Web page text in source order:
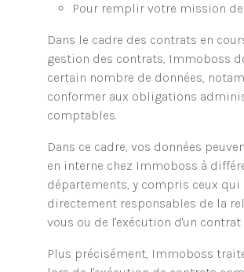
Pour remplir votre mission
Dans le cadre des contrats en
gestion des contrats, Immoboss
certain nombre de données,
conformer aux obligations
comptables.
Dans ce cadre, vos données
en interne chez Immoboss à
départements, y compris ceux qui
directement responsables de la
vous ou de l'exécution d'un
Plus précisément, Immoboss